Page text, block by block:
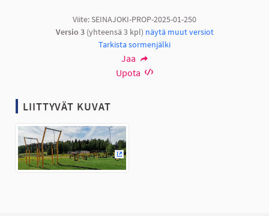
Viite: SEINAJOKI-PROP-2025-01-250
Versio 3(yhteensä 3 kpl) näytä muut versiot
Tarkista sormenjälki
Jaa
Upota
LIITTYVÄT KUVAT
(Ulkoinen linkki)